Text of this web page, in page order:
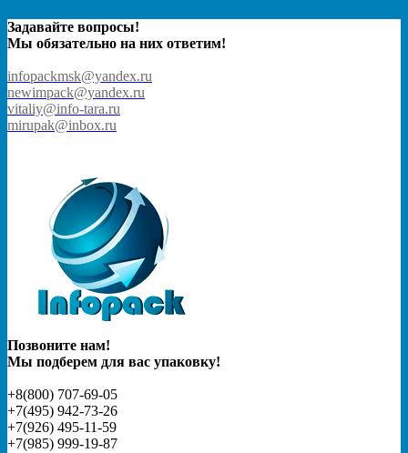
Задавайте вопросы!
Мы обязательно на них ответим!
infopackmsk@yandex.ru
newimpack@yandex.ru
vitaliy@info-tara.ru
mirupak@inbox.ru
Позвоните нам!
Мы подберем для вас упаковку!
+8(800) 707-69-05
+7(495) 942-73-26
+7(926) 495-11-59
+7(985) 999-19-87